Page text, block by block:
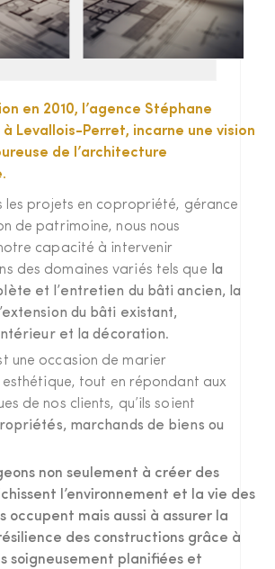
en 2010, l’agence Stéphane
à Levallois-Perret, incarne une vision
de l’architecture
les projets en copropriété, gérance
de patrimoine, nous nous
capacité à intervenir
des domaines variés tels que la
et l’entretien du bâti ancien, la
du bâti existant,
et la décoration.
une occasion de marier
tout en répondant aux
de nos clients, qu’ils soient
marchands de biens ou
non seulement à créer des
l’environnement et la vie des
occupent mais aussi à assurer la
des constructions grâce à
soigneusement planifiées et